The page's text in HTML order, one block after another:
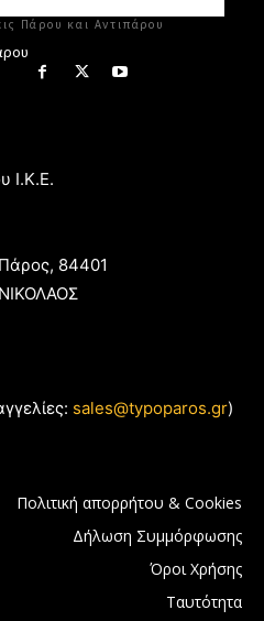
Πάρου και Αντιπάρου
Ι.Κ.Ε.
84401
sales@typoparos.gr)
Πολιτική απορρήτου & Cookies
Δήλωση Συμμόρφωσης
Όροι Χρήσης
Ταυτότητα